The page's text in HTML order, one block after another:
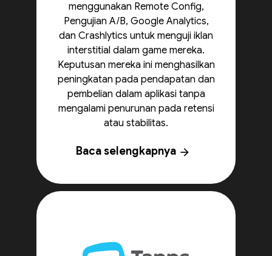
menggunakan Remote Config,
Pengujian A/B, Google Analytics,
dan Crashlytics untuk menguji iklan
interstitial dalam game mereka.
Keputusan mereka ini menghasilkan
peningkatan pada pendapatan dan
pembelian dalam aplikasi tanpa
mengalami penurunan pada retensi
atau stabilitas.
Baca selengkapnya arrow_forward